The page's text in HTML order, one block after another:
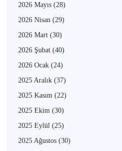
2026 Mayıs (28)
2026 Nisan (29)
2026 Mart (30)
2026 Şubat (40)
2026 Ocak (24)
2025 Aralık (37)
2025 Kasım (22)
2025 Ekim (30)
2025 Eylül (25)
2025 Ağustos (30)